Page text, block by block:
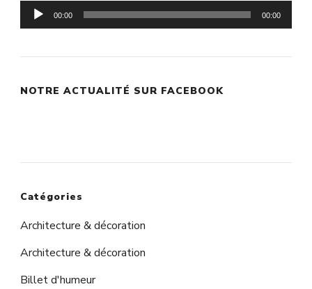
Lecteur
audio
00:00 00:00
NOTRE ACTUALITÉ SUR FACEBOOK
Catégories
Architecture & décoration
Architecture & décoration
Billet d'humeur